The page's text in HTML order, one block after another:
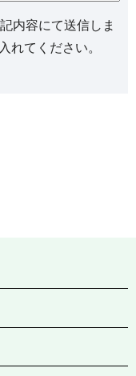
内容にて送信しま
れてください。